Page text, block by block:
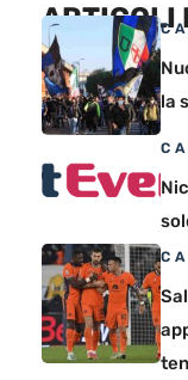
ARTICOLI
la